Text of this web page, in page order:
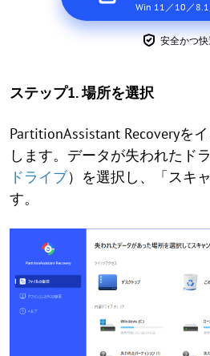
Win 11／10／
安全かつ快
ステップ1. 場所を選択
PartitionAssistant Recoveryを
します。データが失われたド
ドライブ）を選択し、「スキ
す。